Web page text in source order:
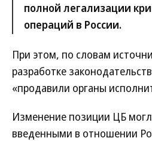
полной легализации
операций в России.
При этом, по словам
разработке
«продавили органы
Изменение позиции ЦБ
введенными в отношении